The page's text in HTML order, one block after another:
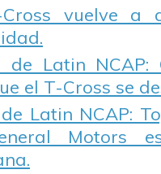
Cross vuelve a
de Latin NCAP:
el T-Cross se
Latin NCAP:
Motors